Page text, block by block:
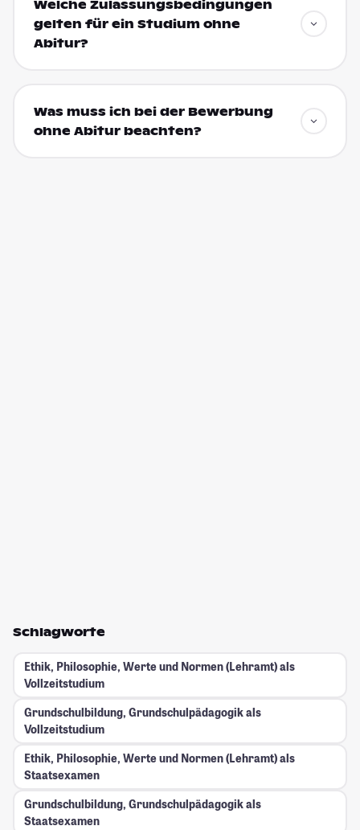
Welche Zulassungsbedingungen
gelten für ein Studium ohne
Abitur?
Was muss ich bei der Bewerbung
ohne Abitur beachten?
Schlagworte
Ethik, Philosophie, Werte und Normen (Lehramt) als
Vollzeitstudium
Grundschulbildung, Grundschulpädagogik als
Vollzeitstudium
Ethik, Philosophie, Werte und Normen (Lehramt) als
Staatsexamen
Grundschulbildung, Grundschulpädagogik als
Staatsexamen